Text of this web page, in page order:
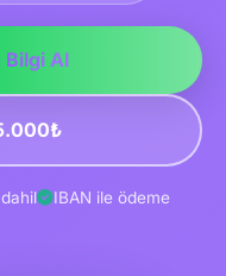
Al
IBAN ile ödeme